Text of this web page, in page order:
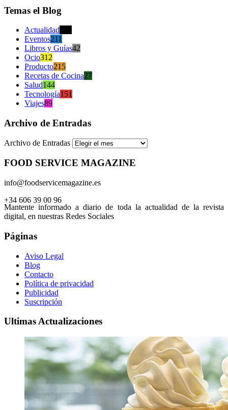
Temas el Blog
Actualidad
Eventos211
Libros y Guías42
Ocio312
Producto215
Recetas de Cocina27
Salud144
Tecnología151
Viajes89
Archivo de Entradas
Archivo de Entradas
FOOD SERVICE MAGAZINE
info@foodservicemagazine.es
+34 606 39 00 96
Mantente informado a diario de toda la actualidad de la revista
digital, en nuestras Redes Sociales
Páginas
Aviso Legal
Blog
Contacto
Política de privacidad
Publicidad
Suscripción
Ultimas Actualizaciones